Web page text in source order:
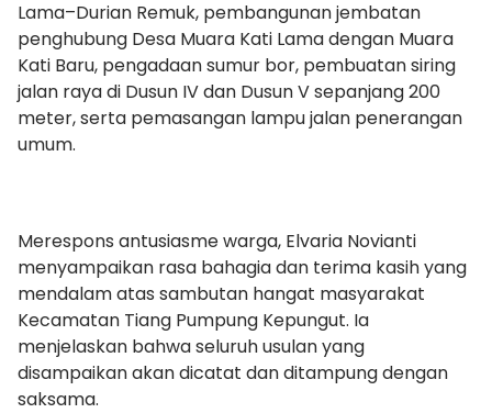
Lama–Durian Remuk, pembangunan jembatan
penghubung Desa Muara Kati Lama dengan Muara
Kati Baru, pengadaan sumur bor, pembuatan siring
jalan raya di Dusun IV dan Dusun V sepanjang 200
meter, serta pemasangan lampu jalan penerangan
umum.
Merespons antusiasme warga, Elvaria Novianti
menyampaikan rasa bahagia dan terima kasih yang
mendalam atas sambutan hangat masyarakat
Kecamatan Tiang Pumpung Kepungut. Ia
menjelaskan bahwa seluruh usulan yang
disampaikan akan dicatat dan ditampung dengan
saksama.